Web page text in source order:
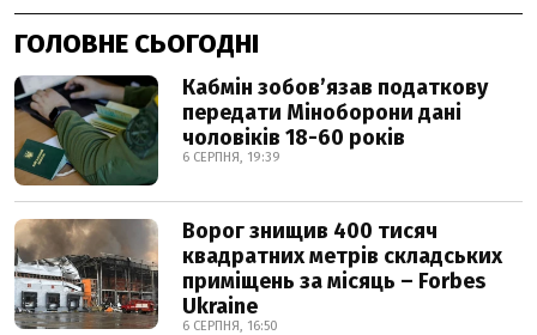
ГОЛОВНЕ СЬОГОДНІ
Кабмін зобовʼязав податкову
передати Міноборони дані
чоловіків 18-60 років
6 СЕРПНЯ, 19:39
Ворог знищив 400 тисяч
квадратних метрів складських
приміщень за місяць – Forbes
Ukraine
6 СЕРПНЯ, 16:50